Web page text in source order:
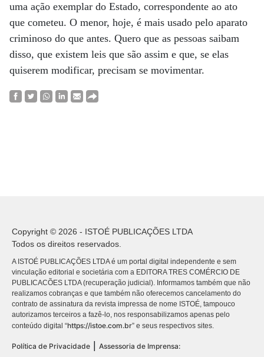
uma ação exemplar do Estado, correspondente ao ato
que cometeu. O menor, hoje, é mais usado pelo aparato
criminoso do que antes. Quero que as pessoas saibam
disso, que existem leis que são assim e que, se elas
quiserem modificar, precisam se movimentar.
Copyright © 2026 - ISTOÉ PUBLICAÇÕES LTDA
Todos os direitos reservados.
A ISTOÉ PUBLICAÇÕES LTDA é um portal digital independente e sem
vinculação editorial e societária com a EDITORA TRES COMÉRCIO DE
PUBLICACÕES LTDA (recuperação judicial). Informamos também que não
realizamos cobranças e que também não oferecemos cancelamento do
contrato de assinatura da revista impressa de nome ISTOÉ, tampouco
autorizamos terceiros a fazê-lo, nos responsabilizamos apenas pelo
conteúdo digital “https://istoe.com.br” e seus respectivos sites.
Política de Privacidade
Assessoria de Imprensa: